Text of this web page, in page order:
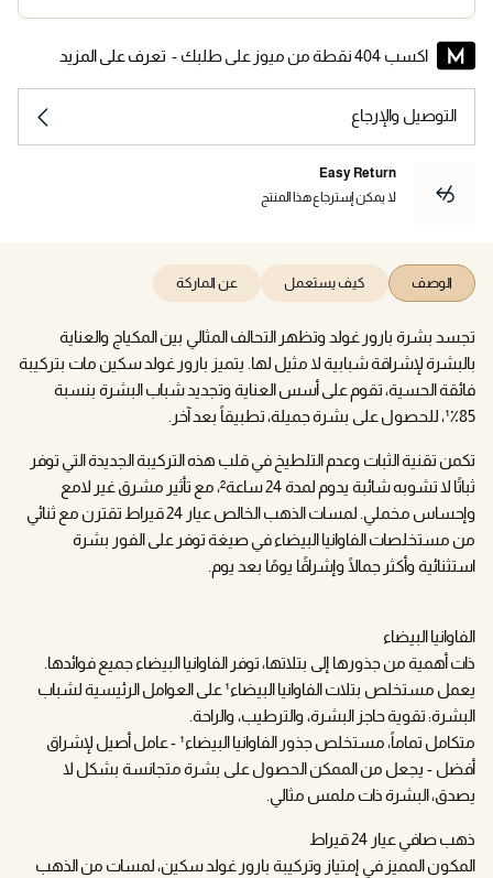
اكسب 404 نقطة من ميوز على طلبك - تعرف على المزيد
التوصيل والإرجاع
Easy Return
لا يمكن إسترجاع هذا المنتج
الوصف كيف يستعمل عن الماركة
تجسد بشرة بارور غولد وتظهر التحالف المثالي بين المكياج والعناية
بالبشرة لإشراقة شبابية لا مثيل لها. يتميز بارور غولد سكين مات بتركيبة
فائقة الحسية، تقوم على أسس العناية وتجديد شباب البشرة بنسبة
85٪¹، للحصول على بشرة جميلة، تطبيقاً بعد آخر.
تكمن تقنية الثبات وعدم التلطيخ في قلب هذه التركيبة الجديدة التي توفر
ثباتًا لا تشوبه شائبة يدوم لمدة 24 ساعة²، مع تأثير مشرق غير لامع
وإحساس مخملي. لمسات الذهب الخالص عيار 24 قيراط تقترن مع ثنائي
من مستخلصات الفاوانيا البيضاء في صيغة توفر على الفور بشرة
استثنائية وأكثر جمالًا وإشراقًا يومًا بعد يوم.
الفاوانيا البيضاء
ذات أهمية من جذورها إلى بتلاتها، توفر الفاوانيا البيضاء جميع فوائدها.
يعمل مستخلص بتلات الفاوانيا البيضاء¹ على العوامل الرئيسية لشباب
البشرة: تقوية حاجز البشرة، والترطيب، والراحة.
متكامل تماماً، مستخلص جذور الفاوانيا البيضاء¹ - عامل أصيل لإشراق
أفضل - يجعل من الممكن الحصول على بشرة متجانسة بشكل لا
يصدق، البشرة ذات ملمس مثالي.
ذهب صافي عيار 24 قيراط
المكون المميز في إمتياز وتركيبة بارور غولد سكين، لمسات من الذهب